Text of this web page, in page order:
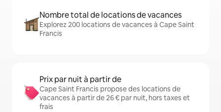
Nombre total de locations de vacances
Explorez 200 locations de vacances à Cape Saint
Francis
Prix par nuit à partir de
Cape Saint Francis propose des locations de
vacances à partir de 26 € par nuit, hors taxes et
frais